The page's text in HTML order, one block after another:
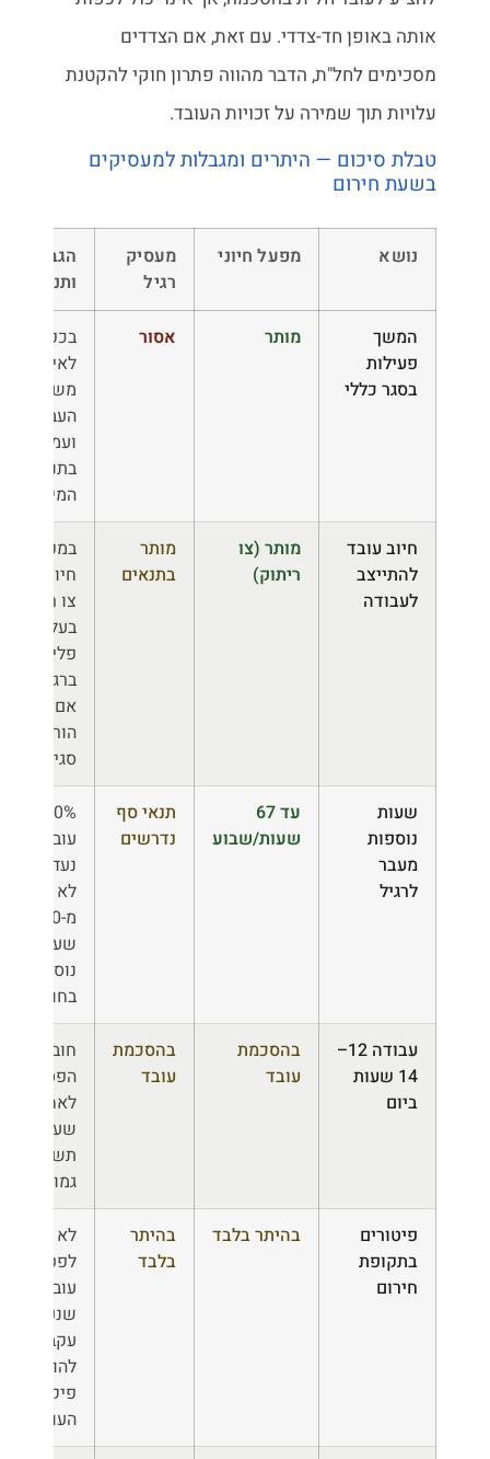
אותה באופן חד-צדדי. עם זאת, אם הצדדים
מסכימים לחל"ת, הדבר מהווה פתרון חוקי להקטנת
עלויות תוך שמירה על זכויות העובד.
טבלת סיכום — היתרים ומגבלות למעסיקים
בשעת חירום
נושא מפעל חיוני
מעסיק
רגיל
הגבלות
ותנאים
המשך
פעילות
בסגר כללי
מותר אסור
בכפוף
לאישור
משרד
העבודה
ועמידה
בתנאי
המיגון
חיוב עובד
להתייצב
לעבודה
מותר (צו
ריתוק)
מותר
בתנאים
במפעל
חיוני —
צו ריתוק
בעל תוקף
פלילי;
ברגיל —
אם אין
הוראת
סגירה
שעות
נוספות
מעבר
לרגיל
עד 67
שעות/שבוע
תנאי סף
נדרשים
20%
עובדים
נעדרים;
לא יותר
מ-90
שעות
נוספות
בחודש
עבודה 12–
14 שעות
ביום
בהסכמת
עובד
בהסכמת
עובד
חובת
הפסקה
שעות;
תשלום
גמול חל
פיטורים
בתקופת
חירום
בהיתר בלבד
בהיתר
בלבד
לא ניתן
לפטר
עובד
שנעדר
עקב ציות
להוראות
פיקוד
העורף